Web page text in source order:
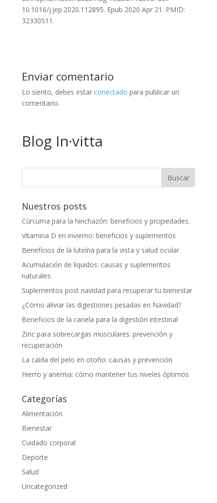
10.1016/j.jep.2020.112895. Epub 2020 Apr 21. PMID:
32330511.
Enviar comentario
Lo siento, debes estar conectado para publicar un
comentario.
Blog In·vitta
Nuestros posts
Cúrcuma para la hinchazón: beneficios y propiedades.
Vitamina D en invierno: beneficios y suplementos
Beneficios de la luteína para la vista y salud ocular
Acumulación de líquidos: causas y suplementos
naturales
Suplementos post navidad para recuperar tu bienestar
¿Cómo aliviar las digestiones pesadas en Navidad?
Beneficios de la canela para la digestión intestinal
Zinc para sobrecargas musculares: prevención y
recuperación
La caída del pelo en otoño: causas y prevención
Hierro y anemia: cómo mantener tus niveles óptimos
Categorías
Alimentación
Bienestar
Cuidado corporal
Deporte
Salud
Uncategorized